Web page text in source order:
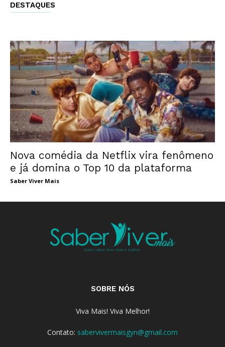
DESTAQUES
Nova comédia da Netflix vira fenômeno
e já domina o Top 10 da plataforma
Saber Viver Mais
SOBRE NÓS
Viva Mais! Viva Melhor!
Contato: sabervivermaisgyn@gmail.com